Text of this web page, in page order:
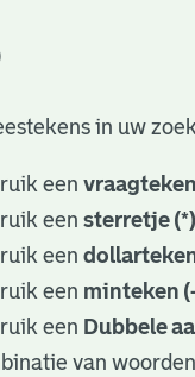
in uw
een
eensterretje (*)
een
een minteken
een Dubbele
van